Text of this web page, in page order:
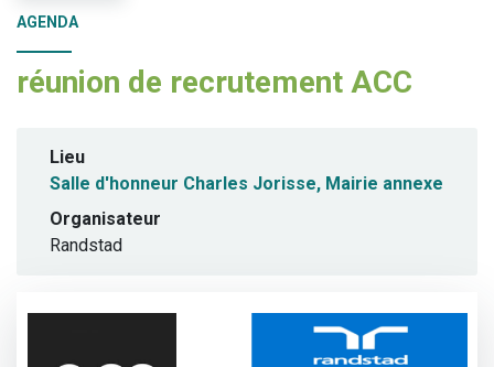
AGENDA
réunion de recrutement ACC
Lieu
Salle d'honneur Charles Jorisse, Mairie annexe
Organisateur
Randstad